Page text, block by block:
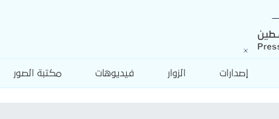
إصدارات الزوار فيديوهات مكتبة الصور